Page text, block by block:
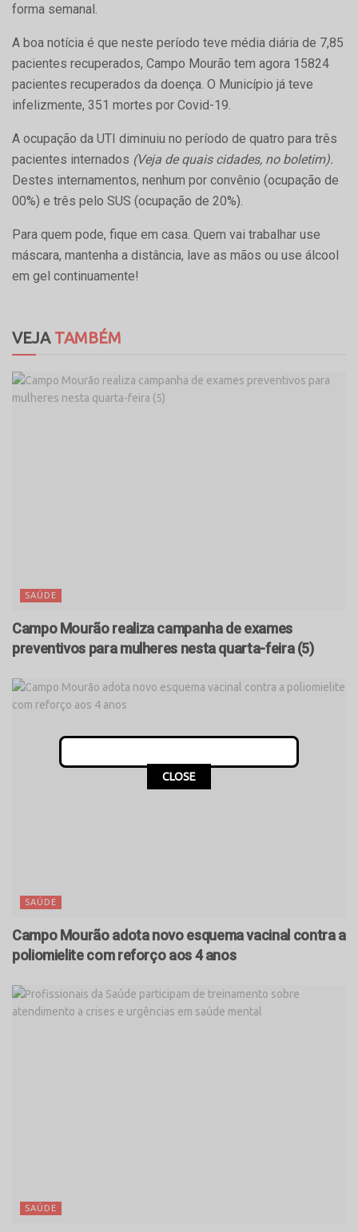
forma semanal.
A boa notícia é que neste período teve média diária de 7,85
pacientes recuperados, Campo Mourão tem agora 15824
pacientes recuperados da doença. O Município já teve
infelizmente, 351 mortes por Covid-19.
A ocupação da UTI diminuiu no período de quatro para três
pacientes internados (Veja de quais cidades, no boletim).
Destes internamentos, nenhum por convênio (ocupação de
00%) e três pelo SUS (ocupação de 20%).
Para quem pode, fique em casa. Quem vai trabalhar use
máscara, mantenha a distância, lave as mãos ou use álcool
em gel continuamente!
VEJATAMBÉM
SAÚDE
Campo Mourão realiza campanha de exames
preventivos para mulheres nesta quarta-feira (5)
SAÚDE
Campo Mourão adota novo esquema vacinal contra a
poliomielite com reforço aos 4 anos
SAÚDE
CLOSE